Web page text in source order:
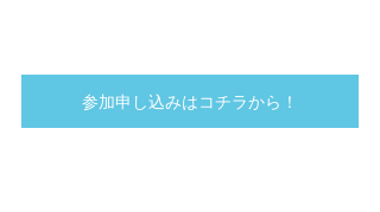
参加申し込みはコチラから！